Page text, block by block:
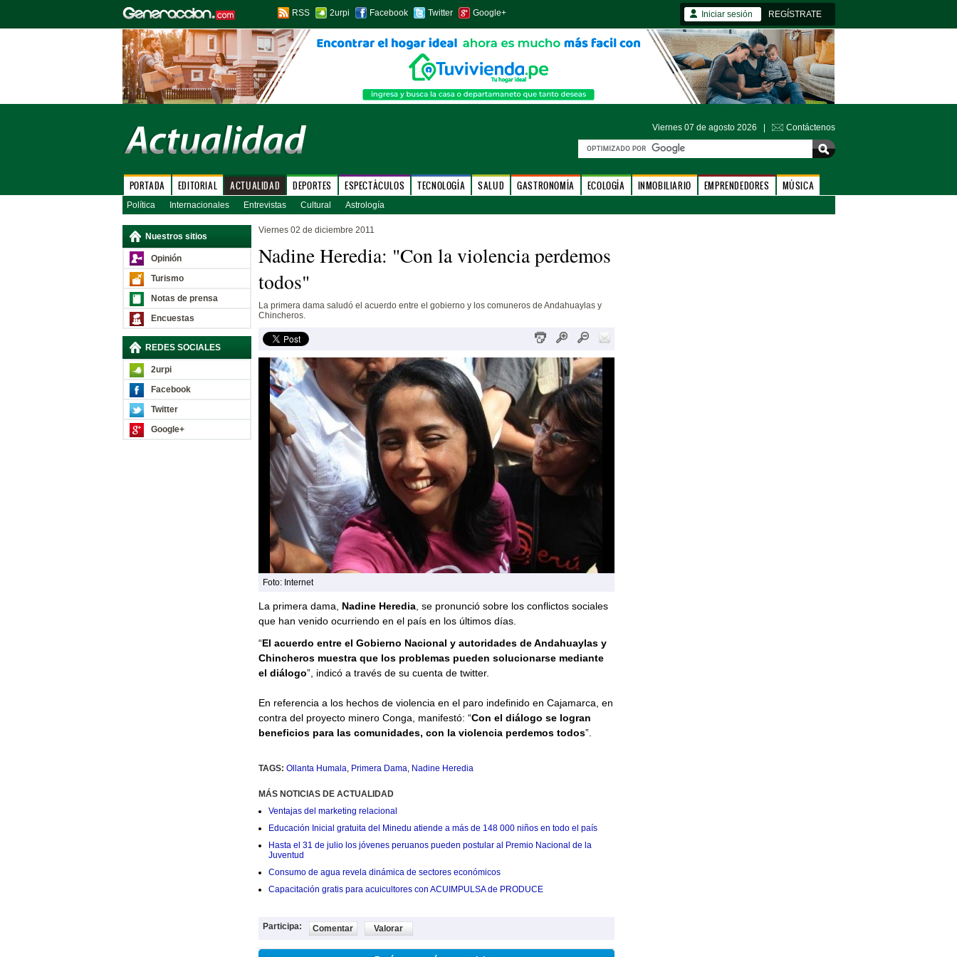
RSS 2urpi Facebook Twitter Google+ Iniciar sesión REGÍSTRATE
Viernes 07 de agosto 2026 | Contáctenos
PORTADA EDITORIAL ACTUALIDAD DEPORTES ESPECTÁCULOS TECNOLOGÍA SALUD GASTRONOMÍA ECOLOGÍA INMOBILIARIO EMPRENDEDORES MÚSICA
Política Internacionales Entrevistas Cultural Astrología
Nuestros sitios
Opinión
Turismo
Notas de prensa
Encuestas
REDES SOCIALES
2urpi
Facebook
Twitter
Google+
Viernes 02 de diciembre 2011
Nadine Heredia: "Con la violencia perdemos
todos"
La primera dama saludó el acuerdo entre el gobierno y los comuneros de Andahuaylas y
Chincheros.
Foto: Internet
La primera dama, Nadine Heredia, se pronunció sobre los conflictos sociales
que han venido ocurriendo en el país en los últimos días.
“El acuerdo entre el Gobierno Nacional y autoridades de Andahuaylas y
Chincheros muestra que los problemas pueden solucionarse mediante
el diálogo”, indicó a través de su cuenta de twitter.
En referencia a los hechos de violencia en el paro indefinido en Cajamarca, en
contra del proyecto minero Conga, manifestó: “Con el diálogo se logran
beneficios para las comunidades, con la violencia perdemos todos”.
TAGS: Ollanta Humala, Primera Dama, Nadine Heredia
MÁS NOTICIAS DE ACTUALIDAD
Ventajas del marketing relacional
Educación Inicial gratuita del Minedu atiende a más de 148 000 niños en todo el país
Hasta el 31 de julio los jóvenes peruanos pueden postular al Premio Nacional de la
Juventud
Consumo de agua revela dinámica de sectores económicos
Capacitación gratis para acuicultores con ACUIMPULSA de PRODUCE
Participa: Comentar Valorar